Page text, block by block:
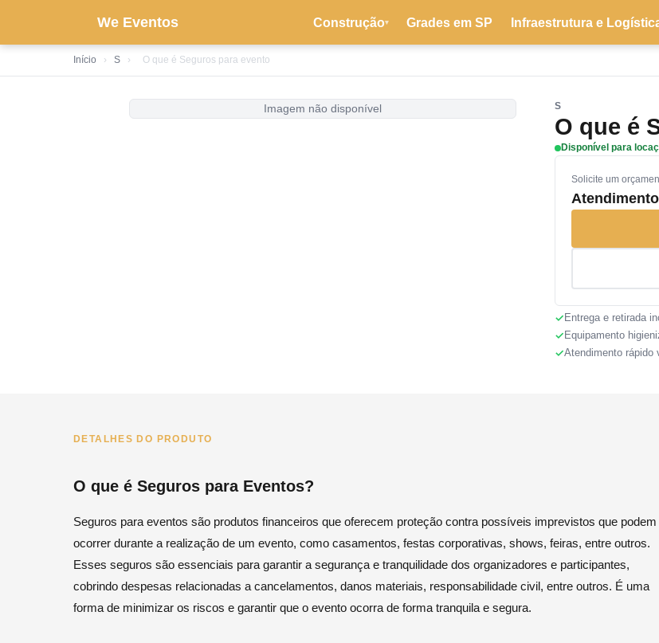
We Eventos Construção▾ Grades em SP Infraestrutura e
Início › S › O que é Seguros para evento
Imagem não disponível S
O que é
Disponível para
Solicite um
Entrega e retirada
Equipamento
Atendimento rápido
DETALHES DO PRODUTO
O que é Seguros para Eventos?
Seguros para eventos são produtos financeiros que oferecem proteção contra possíveis imprevistos que podem
ocorrer durante a realização de um evento, como casamentos, festas corporativas, shows, feiras, entre outros.
Esses seguros são essenciais para garantir a segurança e tranquilidade dos organizadores e participantes,
cobrindo despesas relacionadas a cancelamentos, danos materiais, responsabilidade civil, entre outros. É uma
forma de minimizar os riscos e garantir que o evento ocorra de forma tranquila e segura.